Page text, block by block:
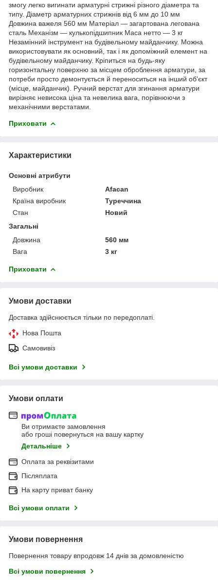
змогу легко вигинати арматурні стрижні різного діаметра та
типу. Діаметр арматурних стрижнів від 6 мм до 10 мм
Довжина важеля 560 мм Матеріал — загартована легована
сталь Механізм — кулькопідшипник Маса нетто — 3 кг
Незамінний інструмент на будівельному майданчику. Можна
використовувати як основний, так і як допоміжний елемент на
будівельному майданчику. Кріпиться на будь-яку
горизонтальну поверхню за місцем оброблення арматури, за
потреби просто демонтується й переноситься на інший об'єкт
(місце, майданчик). Ручний верстат для згинання арматури
вирізняє невисока ціна та невелика вага, порівнюючи з
механічними верстатами.
Приховати
Характеристики
Основні атрибути
Виробник
Afacan
Країна виробник
Туреччина
Стан
Новий
Загальні
Довжина
560 мм
Вага
3 кг
Приховати
Умови доставки
Доставка здійснюється тільки по передоплаті.
Нова Пошта
Самовивіз
Всі умови доставки
Умови оплати
Ви отримаєте замовлення
або гроші повернуться на вашу картку
Детальніше
Оплата за реквізитами
Післяплата
На карту приват банку
Всі умови оплати
Умови повернення
Повернення товару впродовж 14 днів за домовленістю
Всі умови повернення